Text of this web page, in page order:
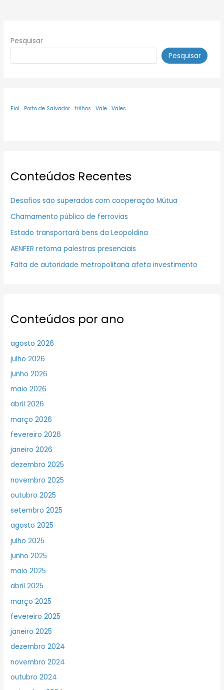
Pesquisar
Pesquisar
Fiol Porto de Salvador trilhos Vale Valec
Conteúdos Recentes
Desafios são superados com cooperação Mútua
Chamamento público de ferrovias
Estado transportará bens da Leopoldina
AENFER retoma palestras presenciais
Falta de autoridade metropolitana afeta investimento
Conteúdos por ano
agosto 2026
julho 2026
junho 2026
maio 2026
abril 2026
março 2026
fevereiro 2026
janeiro 2026
dezembro 2025
novembro 2025
outubro 2025
setembro 2025
agosto 2025
julho 2025
junho 2025
maio 2025
abril 2025
março 2025
fevereiro 2025
janeiro 2025
dezembro 2024
novembro 2024
outubro 2024